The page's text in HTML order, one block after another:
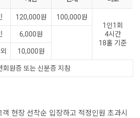
120,000원
100,000원
1인1회
4시간
18홀 기준
6,000원
10,000원
회원증 또는 신분증 지참
현장 선착순 입장하고 적정인원 초과시